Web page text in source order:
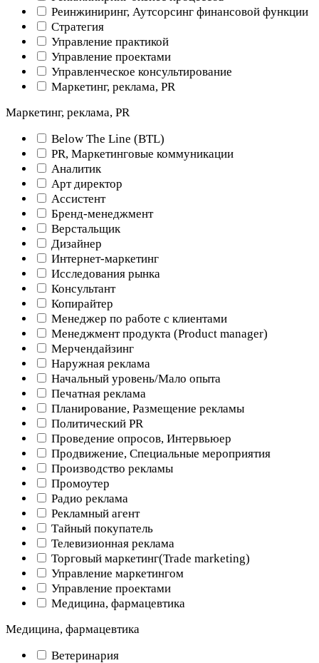
Реинжиниринг, Аутсорсинг финансовой функции
Стратегия
Управление практикой
Управление проектами
Управленческое консультирование
Маркетинг, реклама, PR
Маркетинг, реклама, PR
Below The Line (BTL)
PR, Маркетинговые коммуникации
Аналитик
Арт директор
Ассистент
Бренд-менеджмент
Верстальщик
Дизайнер
Интернет-маркетинг
Исследования рынка
Консультант
Копирайтер
Менеджер по работе с клиентами
Менеджмент продукта (Product manager)
Мерчендайзинг
Наружная реклама
Начальный уровень/Мало опыта
Печатная реклама
Планирование, Размещение рекламы
Политический PR
Проведение опросов, Интервьюер
Продвижение, Специальные мероприятия
Производство рекламы
Промоутер
Радио реклама
Рекламный агент
Тайный покупатель
Телевизионная реклама
Торговый маркетинг(Trade marketing)
Управление маркетингом
Управление проектами
Медицина, фармацевтика
Медицина, фармацевтика
Ветеринария